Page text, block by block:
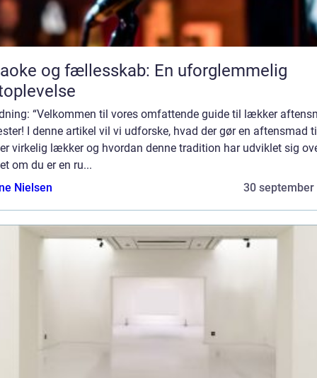
og fællesskab: En uforglemmelig
“Velkommen til vores omfattende guide til lækker
I denne artikel vil vi udforske, hvad der gør en aftensmad
virkelig lækker og hvordan denne tradition har udviklet sig
om du er en ru...
Nielsen
30 september